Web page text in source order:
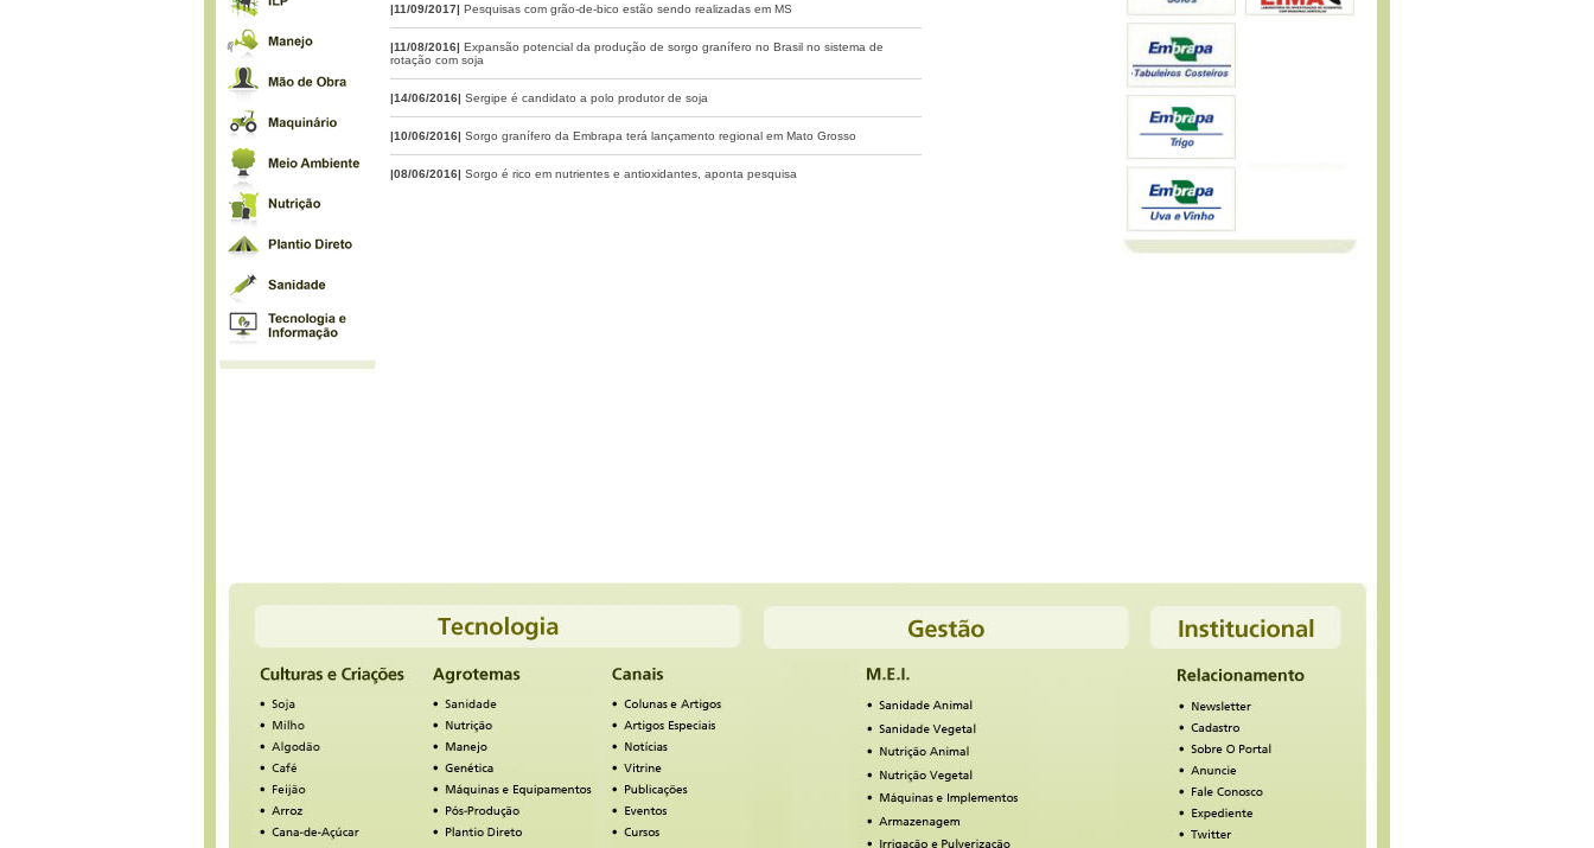
|11/09/2017| Pesquisas com grão-de-bico estão sendo realizadas em MS
|11/08/2016| Expansão potencial da produção de sorgo granífero no Brasil no sistema de
rotação com soja
|14/06/2016| Sergipe é candidato a polo produtor de soja
|10/06/2016| Sorgo granífero da Embrapa terá lançamento regional em Mato Grosso
|08/06/2016| Sorgo é rico em nutrientes e antioxidantes, aponta pesquisa